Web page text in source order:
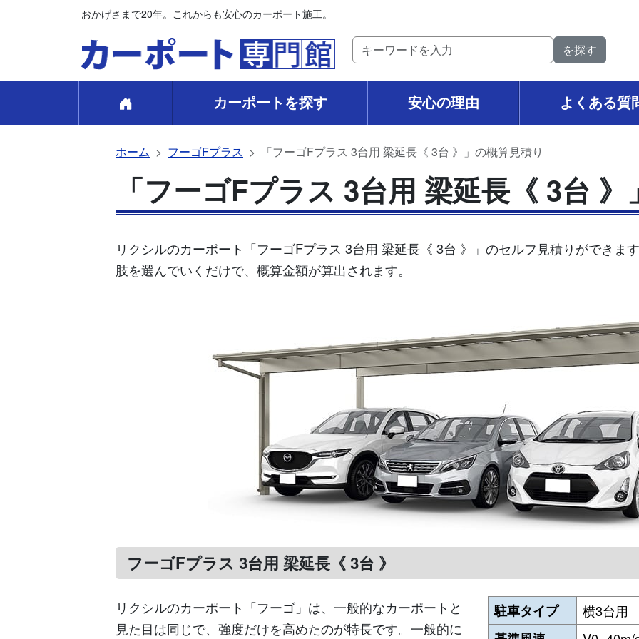
おかげさまで20年。これからも安心のカーポート施工。
カーポートを探す 安心の理由 よくある質
ホーム フーゴFプラス 「フーゴFプラス 3台用 梁延長《 3台 》」の概算見積り
「フーゴFプラス 3台用 梁延長《 3台
リクシルのカーポート「フーゴFプラス 3台用 梁延長《 3台 》」のセルフ見積りができま
肢を選んでいくだけで、概算金額が算出されます。
フーゴFプラス 3台用 梁延長《 3台 》
リクシルのカーポート「フーゴ」は、一般的なカーポートと
見た目は同じで、強度だけを高めたのが特長です。一般的に
駐車タイプ 横3台用